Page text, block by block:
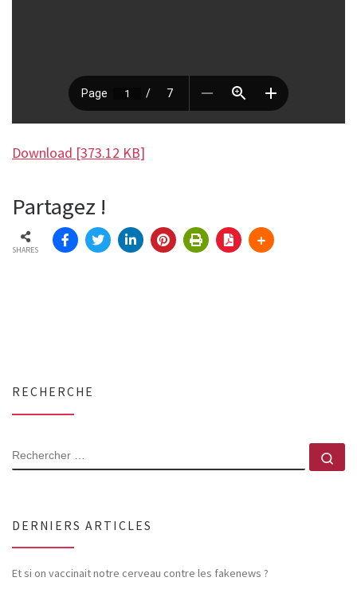
Download [373.12 KB]
Partagez !
SHARES
RECHERCHE
RECHERCHER
DERNIERS ARTICLES
Et si on vaccinait notre cerveau contre les fakenews ?